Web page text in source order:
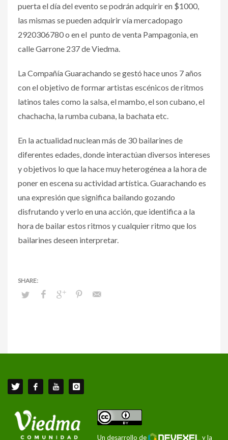
puerta el día del evento se podrán adquirir en $1000,
las mismas se pueden adquirir vía mercadopago
2920306780 o en el punto de venta Pampagonia, en
calle Garrone 237 de Viedma.
La Compañía Guarachando se gestó hace unos 7 años
con el objetivo de formar artistas escénicos de ritmos
latinos tales como la salsa, el mambo, el son cubano, el
chachacha, la rumba cubana, la bachata etc.
En la actualidad nuclean más de 30 bailarines de
diferentes edades, donde interactúan diversos intereses
y objetivos lo que la hace muy heterogénea a la hora de
poner en escena su actividad artística. Guarachando es
una expresión que significa bailando gozando
disfrutando y verlo en una acción, que identifica a la
hora de bailar estos ritmos y cualquier ritmo que los
bailarines deseen interpretar.
Un desarrollo de y la